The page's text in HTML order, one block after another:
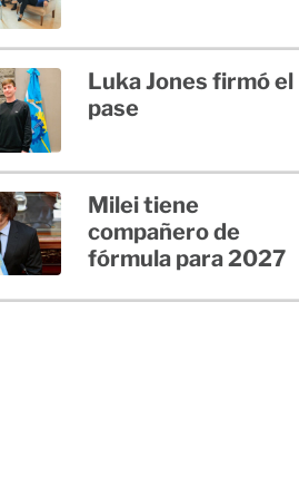
Luka Jones firmó el
pase
Milei tiene
compañero de
fórmula para 2027